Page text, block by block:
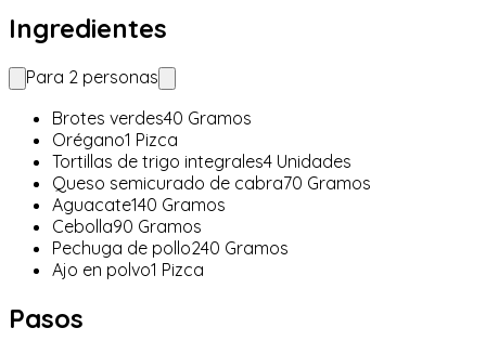
Ingredientes
Para 2 personas
Brotes verdes40 Gramos
Orégano1 Pizca
Tortillas de trigo integrales4 Unidades
Queso semicurado de cabra70 Gramos
Aguacate140 Gramos
Cebolla90 Gramos
Pechuga de pollo240 Gramos
Ajo en polvo1 Pizca
Pasos